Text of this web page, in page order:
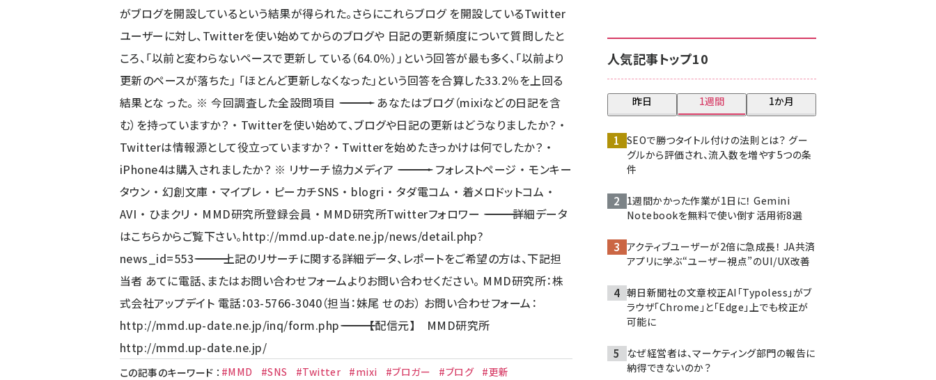
がブログを開設しているという結果が得られた。さらにこれらブログ を開設しているTwitter
ユーザーに対し、Twitterを使い始めてからのブログや 日記の更新頻度について質問したと
ころ、「以前と変わらないペースで更新し ている（64.0％）」という回答が最も多く、「以前より
更新のペースが落ちた」 「ほとんど更新しなくなった」という回答を合算した33.2％を上回る
結果とな った。 ※ 今回調査した全設問項目 ――――――――――――――――――――――――――――――――――― ・ あなたはブログ（mixiなどの日記を含
む）を持っていますか？ ・ Twitterを使い始めて、ブログや日記の更新はどうなりましたか？ ・
Twitterは情報源として役立っていますか？ ・ Twitterを始めたきっかけは何でしたか？ ・
iPhone4は購入されましたか？ ※ リサーチ協力メディア ――――――――――――――――――――――――――――――――――― ・ フォレストページ ・ モンキー
タウン ・ 幻創文庫 ・ マイプレ ・ ピーカチSNS ・ blogri ・ タダ電コム ・ 着メロドットコム ・
AVI ・ ひまクリ ・ MMD研究所登録会員 ・ MMD研究所Twitterフォロワー ――――――――――――――――――――――――――――――――――― 詳細データ
はこちらからご覧下さい。http://mmd.up-date.ne.jp/news/detail.php?
news_id=553――――――――――――――――――――――――――――――――――― 上記のリサーチに関する詳細データ、レポートをご希望の方は、下記担
当者 あてに電話、またはお問い合わせフォームよりお問い合わせください。 MMD研究所：株
式会社アップデイト 電話：03-5766-3040（担当：妹尾 せのお） お問い合わせフォーム：
http://mmd.up-date.ne.jp/inq/form.php――――――――――――――――――――――――――――――――――― 【配信元】 MMD研究所
http://mmd.up-date.ne.jp/
この記事のキーワード ： #MMD #SNS #Twitter #mixi #ブロガー #ブログ #更新
人気記事トップ10
昨日 1週間 1か月
SEOで勝つタイトル付けの法則とは？ グー
グルから評価され、流入数を増やす5つの条
件
1週間かかった作業が1日に！ Gemini
Notebookを無料で使い倒す活用術8選
アクティブユーザーが2倍に急成長！ JA共済
アプリに学ぶ“ユーザー視点”のUI/UX改善
朝日新聞社の文章校正AI「Typoless」がブ
ラウザ「Chrome」と「Edge」上でも校正が
可能に
なぜ経営者は、マーケティング部門の報告に
納得できないのか？